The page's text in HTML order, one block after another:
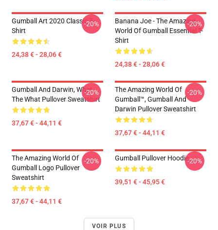
Gumball Art 2020 Classic T-
Shirt
24,38 € - 28,06 €
-20%
Banana Joe - The Amazing
World Of Gumball Essential T-
Shirt
24,38 € - 28,06 €
-20%
Gumball And Darwin, What
The What Pullover Sweatshirt
37,67 € - 44,11 €
-20%
The Amazing World Of
Gumball™, Gumball And
Darwin Pullover Sweatshirt
37,67 € - 44,11 €
-20%
The Amazing World Of
Gumball Logo Pullover
Sweatshirt
37,67 € - 44,11 €
-20% Gumball Pullover Hoodie
39,51 € - 45,95 €
-20%
VOIR PLUS